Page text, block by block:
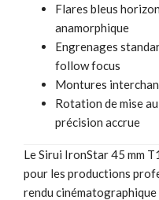
Flares bleus
anamorphique
Engrenages
follow focus
Montures
Rotation de mise
précision accrue
Le Sirui IronStar 45 mm
pour les productions
rendu